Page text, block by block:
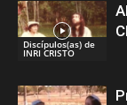
Discípulos(as) de
INRI CRISTO